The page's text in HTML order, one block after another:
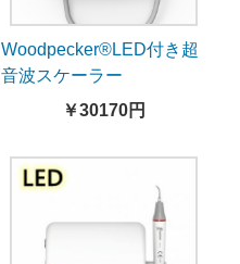
Woodpecker®LED付き超
音波スケーラー
MaxPiezo3 Plus
￥30170円